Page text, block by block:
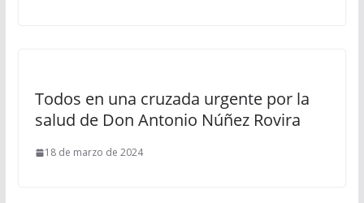
Todos en una cruzada urgente por la
salud de Don Antonio Núñez Rovira
18 de marzo de 2024